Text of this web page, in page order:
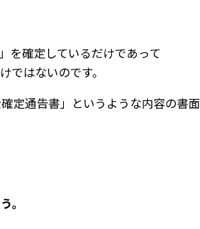
を確定しているだけであって
ではないのです。
定通告書」というような内容の書面
。